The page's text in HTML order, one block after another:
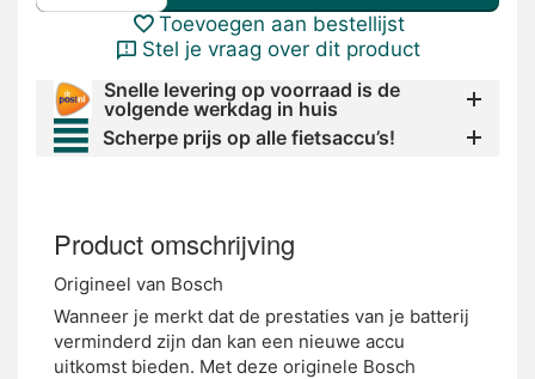
Toevoegen aan bestellijst
Stel je vraag over dit product
Snelle levering op voorraad is de
volgende werkdag in huis
Scherpe prijs op alle fietsaccu’s!
Product omschrijving
Origineel van Bosch
Wanneer je merkt dat de prestaties van je batterij
verminderd zijn dan kan een nieuwe accu
uitkomst bieden. Met deze originele Bosch